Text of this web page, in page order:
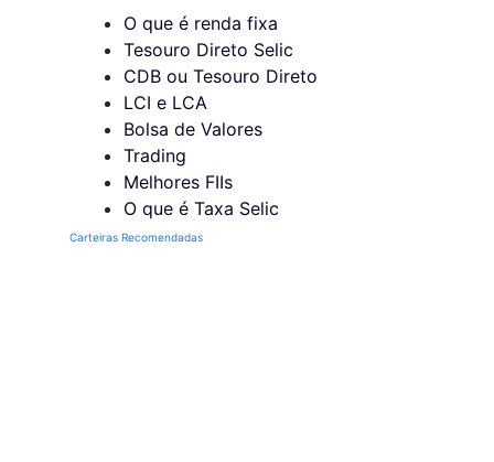
O que é renda fixa
Tesouro Direto Selic
CDB ou Tesouro Direto
LCI e LCA
Bolsa de Valores
Trading
Melhores FIIs
O que é Taxa Selic
Carteiras Recomendadas